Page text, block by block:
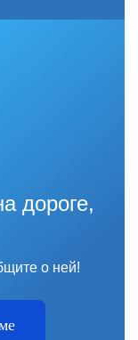
дороге,
о ней!